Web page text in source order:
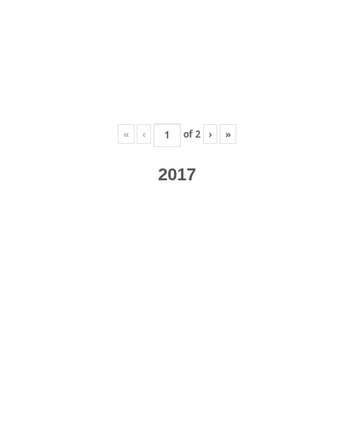
« ‹ of2 › »
2017